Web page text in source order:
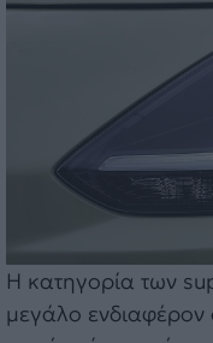
Η κατηγορία των
μεγάλο